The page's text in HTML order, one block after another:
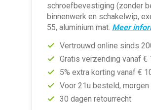
schroefbevestiging (zonder
binnenwerk en schakelwip,
55, aluminium mat. Meer
Vertrouwd online sinds
Gratis verzending vanaf €
5% extra korting vanaf €
Voor 21u besteld,
30 dagen retourrecht